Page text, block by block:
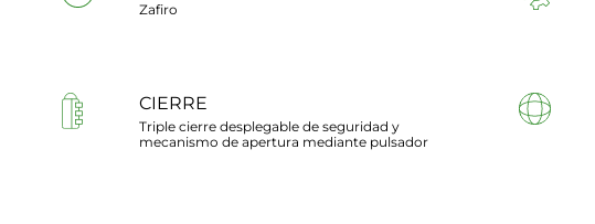
Zafiro
CIERRE
Triple cierre desplegable de seguridad y
mecanismo de apertura mediante pulsador